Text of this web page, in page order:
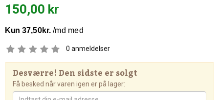
150,00 kr
0 anmeldelser
Desværre! Den sidste er solgt
Få besked når varen igen er på lager: